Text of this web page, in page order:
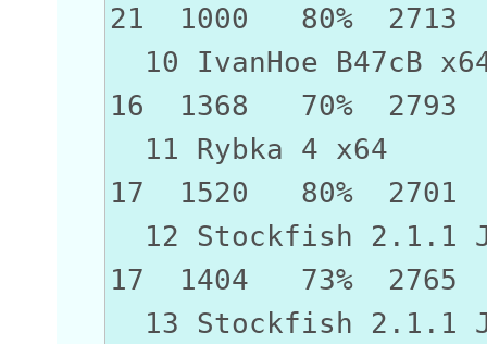
21 1000 80% 2713
10 IvanHoe
16 1368 70% 2793
11 Rybka
17 1520 80% 2701
12 Stockfish
17 1404 73% 2765
13 Stockfish 2.1.1